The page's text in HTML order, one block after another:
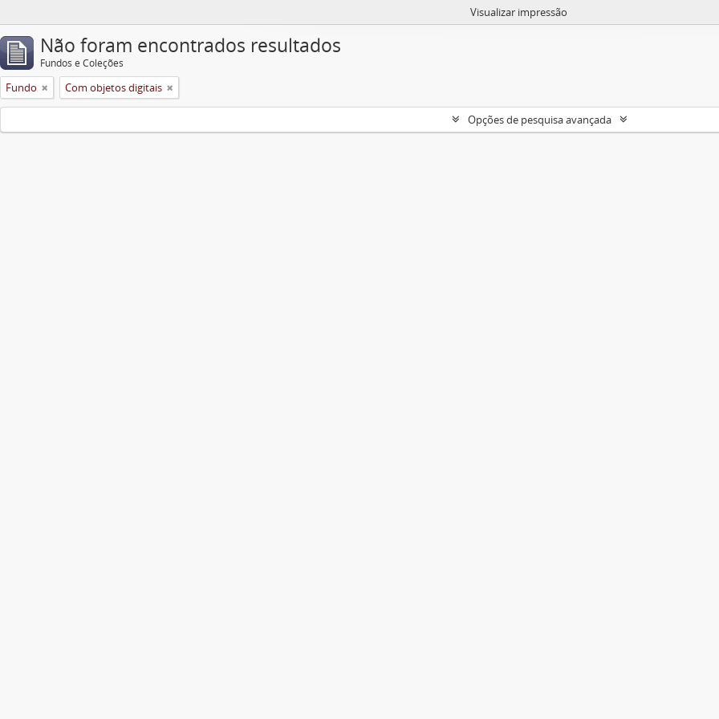
Visualizar impressão
Não foram encontrados resultados
Fundos e Coleções
Fundo Com objetos digitais
Opções de pesquisa avançada